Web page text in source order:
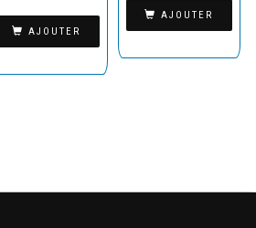
AJOUTER
AJOUTER